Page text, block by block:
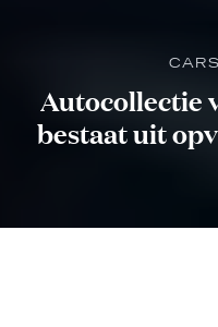
Autocollectie
bestaat uit